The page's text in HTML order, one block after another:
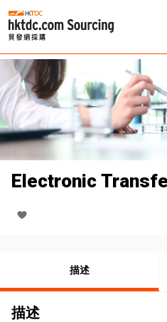
Electronic
描述
描述